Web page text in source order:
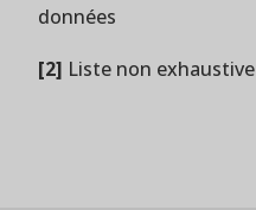
données
[2] Liste non exhaustive